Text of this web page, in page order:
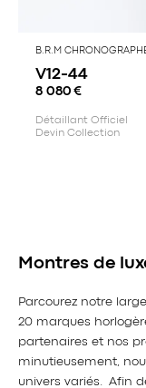
B.R.M
V12-44
8 080 €
Détaillant Officiel
Devin Collection
Montres de
Parcourez notre
20 marques
partenaires et nos
minutieusement,
univers variés. Afin